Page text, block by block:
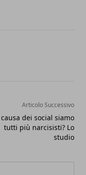
Articolo Successivo
dei social siamo
tutti più narcisisti? Lo
studio